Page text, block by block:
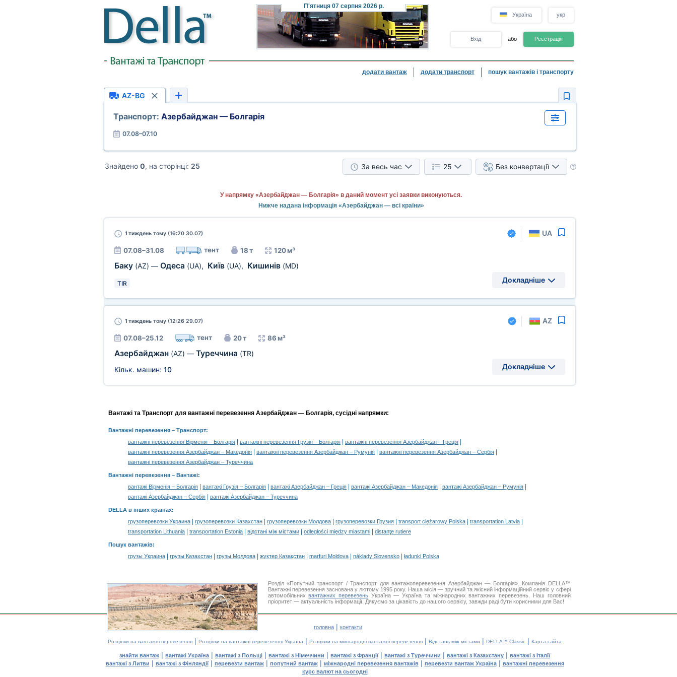
П'ятниця07 серпня 2026 р.
Україна укр
Вхід або Реєстрація
додати вантаж додати транспорт пошук вантажів і транспорту
AZ-BG
Транспорт: Азербайджан — Болгарія
07.08–07.10
Знайдено 0, на сторінці: 25 За весь час 25 Без конвертації
У напрямку «Азербайджан — Болгарія» в даний момент усі заявки виконуються.
Нижче надана інформація «Азербайджан — всі країни»
1 тижденьтому (16:20 30.07) UA
07.08–31.08 тент 18 т 120 м³
Баку (AZ) — Одеса (UA), Київ (UA), Кишинів (MD)
TIR Докладніше
1 тижденьтому (12:26 29.07) AZ
07.08–25.12 тент 20 т 86 м³
Азербайджан (AZ) — Туреччина (TR)
Кільк. машин: 10 Докладніше
Вантажі та Транспорт для вантажні перевезення Азербайджан — Болгарія, сусідні напрямки:
Вантажні перевезення – Транспорт:
вантажні перевезення Вірменія – Болгарія
вантажні перевезення Грузія – Болгарія вантажні перевезення Азербайджан – Греція
вантажні перевезення Азербайджан – Македонія вантажні перевезення Азербайджан – Румунія вантажні перевезення Азербайджан – Сербія
вантажні перевезення Азербайджан – Туреччина
Вантажні перевезення – Вантажі:
вантажі Вірменія – Болгарія
вантажі Грузія – Болгарія вантажі Азербайджан – Греція вантажі Азербайджан – Македонія вантажі Азербайджан – Румунія
вантажі Азербайджан – Сербія вантажі Азербайджан – Туреччина
DELLA в інших країнах:
грузоперевозки Украина
грузоперевозки Казахстан грузоперевозки Молдова грузоперевозки Грузия transport ciężarowy Polska transportation Latvia
transportation Lithuania transportation Estonia відстані між містами odległości między miastami distanţe rutiere
Пошук вантажів:
грузы Украина
грузы Казахстан грузы Молдова жүктер Қазақстан marfuri Moldova náklady Slovensko ładunki Polska
Розділ «Попутний транспорт / Транспорт для вантажоперевезення Азербайджан — Болгарія». Компанія DELLA™
Вантажні перевезення заснована у лютому 1995 року. Наша місія — зручний та якісний інформаційний сервіс у сфері
автомобільнихвантажних перевезеньУкраїна — Україна та міжнародних вантажних перевезень. Наш головний
пріоритет — актуальність інформації. Дякуємо за цікавість до нашого сервісу, завжди раді бути корисними для Вас!
головна | контакти
Розцінки на вантажні перевезення | Розцінки на вантажні перевезення Україна | Розцінки на міжнародні вантажні перевезення | Відстань між містами | DELLA™ Classic | Карта сайта
знайти вантаж | вантажі Україна | вантажі з Польщі | вантажі з Німеччини | вантажі з Франції| вантажі з Туреччини | вантажі з Казахстану | вантажі з Італії
вантажі з Литви | вантажі з Фінляндії| перевезти вантаж| попутний вантаж| міжнародні перевезення вантажів| перевезти вантаж Україна| вантажні перевезення
курс валют на сьогодні